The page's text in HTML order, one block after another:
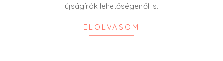
újságírók lehetőségeiről is.
ELOLVASOM